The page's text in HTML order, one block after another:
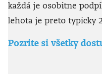
každá je osobitne
lehota je preto typicky
Pozrite si všetky